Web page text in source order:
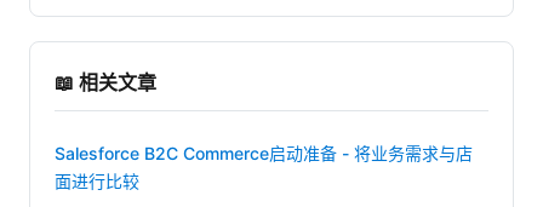
📖 相关文章
Salesforce B2C Commerce启动准备 - 将业务需求与店
面进行比较